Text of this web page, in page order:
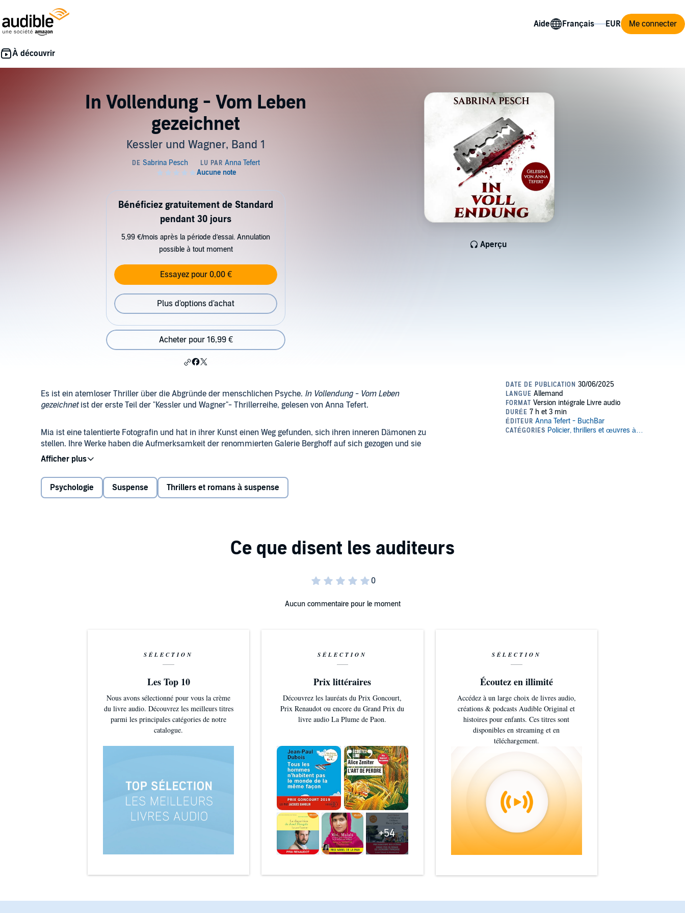
Aide Me connecter
In Vollendung - Vom Leben
gezeichnet
Kessler und Wagner, Band 1
Aperçu
Bénéficiez gratuitement de Standard
pendant 30 jours
5,99 €/mois après la période d’essai. Annulation
possible à tout moment
Essayez pour 0,00 €
Plus d'options d'achat
Acheter pour 16,99 €
Es ist ein atemloser Thriller über die Abgründe der menschlichen Psyche. In Vollendung - Vom Leben
gezeichnetist der erste Teil der "Kessler und Wagner"- Thrillerreihe, gelesen von Anna Tefert.
Mia ist eine talentierte Fotografin und hat in ihrer Kunst einen Weg gefunden, sich ihren inneren Dämonen zu
stellen. Ihre Werke haben die Aufmerksamkeit der renommierten Galerie Berghoff auf sich gezogen und sie
bekommt die Chance, ihre Bilder auszustellen. Doch nur wenige Tage nach der Vernissage erschüttert eine
brutale Mordserie die Stadt. Die Opfer werden auf verstörende Weise inszeniert, die Mias Kunstwerke
widerspiegeln.
Schon bald geraten Mia und der Galerist Marc Berghoff ins Visier der Ermittler Kessler und Wagner. Der Täter
Im Laufe der Ermittlungen kommen dunkle Geheimnisse aus Mias Vergangenheit ans Licht, und es wird
immer klarer, dass hinter den Morden eine düstere Wahrheit lauert. Ein atemloser Thriller über die Abgründe
Psychologie Suspense Thrillers et romans à suspense
Aucun commentaire pour le moment
SÉLECTION
Les Top 10
Nous avons sélectionné pour vous la crème
du livre audio. Découvrez les meilleurs titres
parmi les principales catégories de notre
catalogue.
SÉLECTION
Prix littéraires
Découvrez les lauréats du Prix Goncourt,
Prix Renaudot ou encore du Grand Prix du
livre audio La Plume de Paon.
+54
SÉLECTION
Écoutez en illimité
Accédez à un large choix de livres audio,
créations & podcasts Audible Original et
histoires pour enfants. Ces titres sont
disponibles en streaming et en
téléchargement.